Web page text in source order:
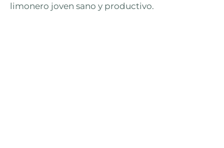
limonero joven sano y productivo.